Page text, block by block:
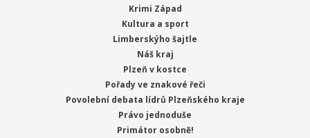
Krimi Západ
Kultura a sport
Limberskýho šajtle
Náš kraj
Plzeň v kostce
Pořady ve znakové řeči
Povolební debata lídrů Plzeňského kraje
Právo jednoduše
Primátor osobně!